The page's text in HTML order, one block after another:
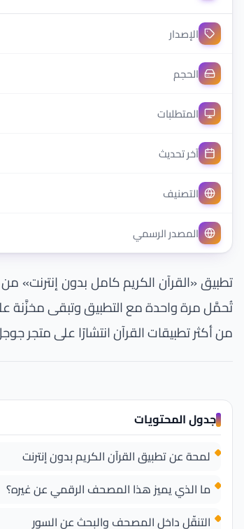
الإصدار
الحجم
المتطلبات
آخر تحديث
التصنيف
المصدر الرسمي
تطبيق «القرآن الكريم كامل بدون إنترنت»
تُحمَّل مرة واحدة مع التطبيق وتبقى مخزَّنة
من أكثر تطبيقات القرآن انتشارًا على متجر
جدول المحتويات
لمحة عن تطبيق القرآن الكريم بدون إنترنت
ما الذي يميز هذا المصحف الرقمي عن غيره؟
التنقّل داخل المصحف والبحث عن السور